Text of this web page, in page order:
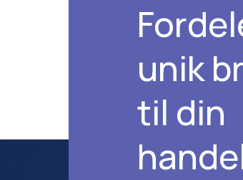
unik
til din